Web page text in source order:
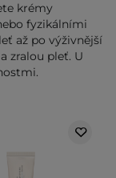
krémy
fyzikálními
až po výživnější
zralou pleť. U